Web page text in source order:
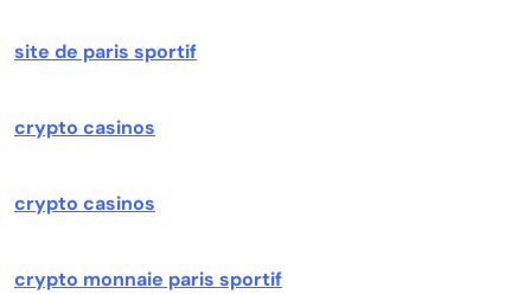
site de paris sportif
crypto casinos
crypto casinos
crypto monnaie paris sportif